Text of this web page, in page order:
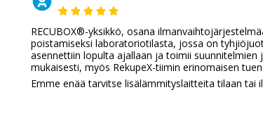
RECUBOX®-yksikkö, osana
poistamiseksi laboratoriotilasta, jossa on
asennettiin lopulta ajallaan ja toimii suunnitelmien
mukaisesti, myös RekupeX-tiimin erinomaisen
Emme enää tarvitse lisälämmityslaitteita tilaan tai